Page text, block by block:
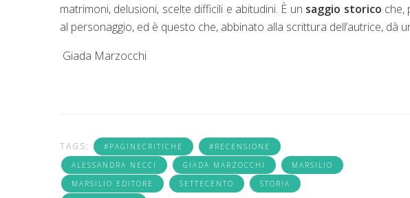
matrimoni, delusioni, scelte difficili e abitudini. È un saggio storico che,
al personaggio, ed è questo che, abbinato alla scrittura dell’autrice, dà
Giada Marzocchi
TAGS: #PAGINECRITICHE
#RECENSIONE
ALESSANDRA NECCI
GIADA MARZOCCHI
MARSILIO
MARSILIO EDITORE
SETTECENTO
STORIA